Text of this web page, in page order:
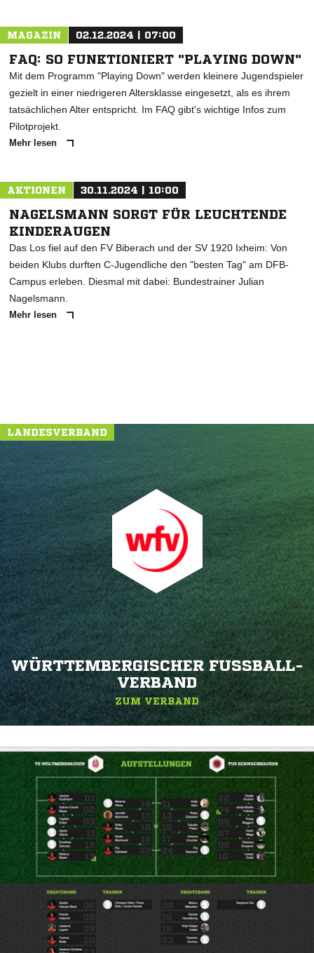
NACHRICHT SENDEN
* Pflichtfelder
MAGAZIN 02.12.2024 | 07:00
FAQ: SO FUNKTIONIERT "PLAYING DOWN"
Mit dem Programm "Playing Down" werden kleinere Jugendspieler
gezielt in einer niedrigeren Altersklasse eingesetzt, als es ihrem
tatsächlichen Alter entspricht. Im FAQ gibt's wichtige Infos zum
Pilotprojekt.
Mehr lesen
AKTIONEN 30.11.2024 | 10:00
NAGELSMANN SORGT FÜR LEUCHTENDE
KINDERAUGEN
Das Los fiel auf den FV Biberach und der SV 1920 Ixheim: Von
beiden Klubs durften C-Jugendliche den "besten Tag" am DFB-
Campus erleben. Diesmal mit dabei: Bundestrainer Julian
Nagelsmann.
Mehr lesen
LANDESVERBAND
WÜRTTEMBERGISCHER FUSSBALL-V
ERBAND
ZUM VERBAND